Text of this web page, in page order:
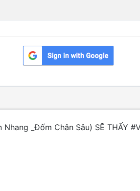
_Đốm Chân Sâu) SẼ THẤY